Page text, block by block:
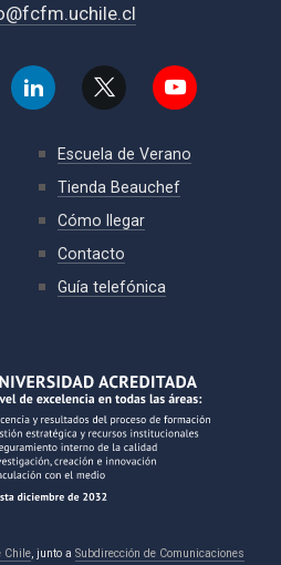
Escuela de Verano
Tienda Beauchef
Cómo llegar
Contacto
Guía telefónica
Chile, junto a Subdirección de Comunicaciones